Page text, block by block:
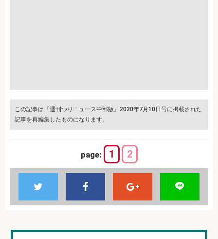
この記事は『週刊つりニュース中部版』2020年7月10日号に掲載された
記事を再編集したものになります。
page: 1 2